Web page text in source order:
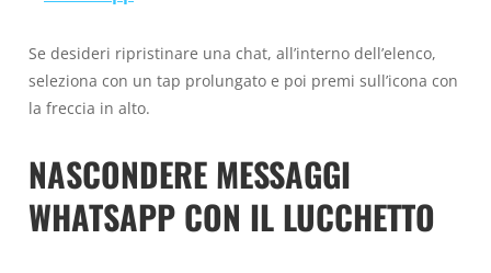
Se desideri ripristinare una chat, all’interno dell’elenco,
seleziona con un tap prolungato e poi premi sull’icona con
la freccia in alto.
NASCONDERE MESSAGGI
WHATSAPP CON IL LUCCHETTO